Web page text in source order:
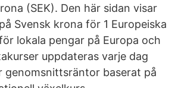
(SEK). Den här sidan visar
Svensk krona för 1 Europeiska
lokala pengar på Europa och
uppdateras varje dag
genomsnittsräntor baserat på